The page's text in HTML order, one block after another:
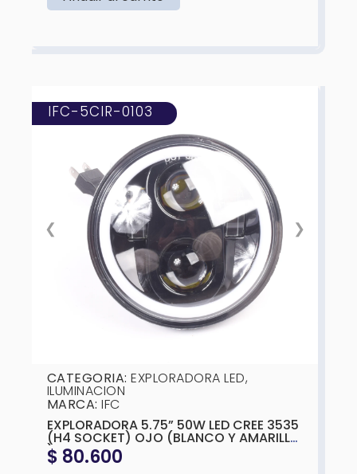
❮ ❯
IFC-5CIR-0103
CATEGORIA:EXPLORADORA LED,
ILUMINACION
MARCA:IFC
EXPLORADORA 5.75” 50W LED CREE 3535
(H4 SOCKET) OJO (BLANCO Y AMARILLO
)143X75MM
$80.600